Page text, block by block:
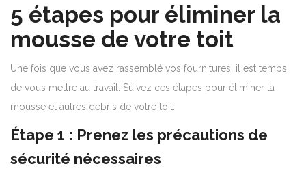
5 étapes pour éliminer la
mousse de votre toit
Une fois que vous avez rassemblé vos fournitures, il est temps
de vous mettre au travail. Suivez ces étapes pour éliminer la
mousse et autres débris de votre toit.
Étape 1 : Prenez les précautions de
sécurité nécessaires